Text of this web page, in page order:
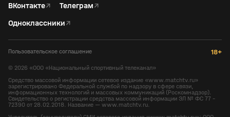
ВКонтакте↗ Телеграм↗
Одноклассники↗
Пользовательское соглашение 18+
© 2026 «ООО «Национальный спортивный телеканал»
Средство массовой информации сетевое издание «www.matchtv.ru»
зарегистрировано Федеральной службой по надзору в сфере связи,
информационных технологий и массовых коммуникаций (Роскомнадзор).
Свидетельство о регистрации средства массовой информации ЭЛ № ФС 77 -
72390 от 28.02.2018. Название — www.matchtv.ru.